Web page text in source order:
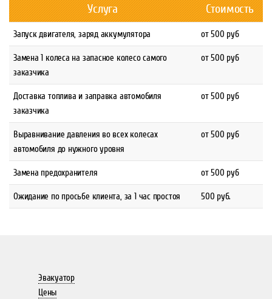
Услуга Стоимость
Запуск двигателя, заряд аккумулятора от 500 руб
Замена 1 колеса на запасное колесо самого
заказчика
от 500 руб
Доставка топлива и заправка автомобиля
заказчика
от 500 руб
Выравнивание давления во всех колесах
автомобиля до нужного уровня
от 500 руб
Замена предохранителя от 500 руб
Ожидание по просьбе клиента, за 1 час простоя 500 руб.
Эвакуатор
Цены